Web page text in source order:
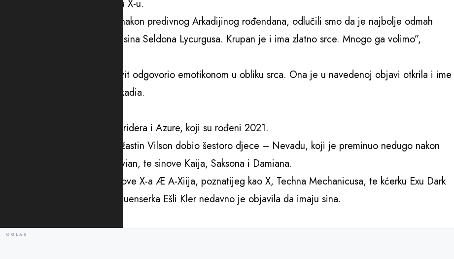
Ona je ovu vijest podijelila na X-u.
“Razgovarala sam s Ilonom i nakon predivnog Arkadijinog rođendana, odlučili smo da je najbolje odmah
objaviti da smo dobili divnog sina Seldona Lycurgusa. Krupan je i ima zlatno srce. Mnogo ga volimo”,
Direktor X-a je na ovaj njen tvit odgovorio emotikonom u obliku srca. Ona je u navedenoj objavi otkrila i ime
njihovog trećeg djeteta – Arkadia.
Njih dvoje imaju i blizance Stridera i Azure, koji su rođeni 2021.
Mask je s prvom suprugom Džastin Vilson dobio šestoro djece – Nevadu, koji je preminuo nedugo nakon
rođenja, blizance Grifina i Vivian, te sinove Kaija, Saksona i Damiana.
S pjevačicom Grimes ima sinove X-a Æ A-Xiija, poznatijeg kao X, Techna Mechanicusa, te kćerku Exu Dark
Sideræl, čiji je nadimak Y. Influenserka Ešli Kler nedavno je objavila da imaju sina.